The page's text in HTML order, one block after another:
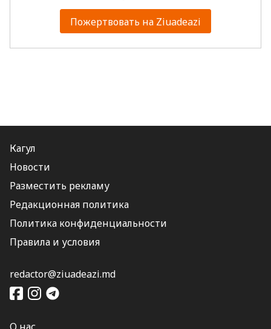
Пожертвовать на Ziuadeazi
Кагул
Новости
Разместить рекламу
Редакционная политика
Политика конфиденциальности
Правила и условия
redactor@ziuadeazi.md